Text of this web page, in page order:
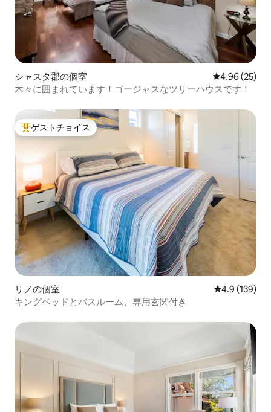
シャスタ郡の個室 レビュー25
4.96 (25)
木々に囲まれています！ゴージャスなツリーハウスです！
大好評のゲストチョイスです。
ゲストチョイス
リノの個室 レビュー139
4.9 (139)
キングベッドとバスルーム、専用玄関付き